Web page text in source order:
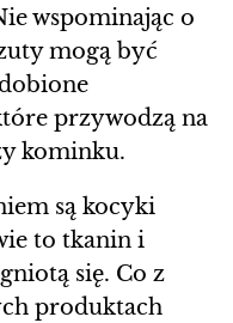
wspominając o
mogą być
przywodzą na
kominku.
są kocyki
to tkanin i
się. Co z
produktach